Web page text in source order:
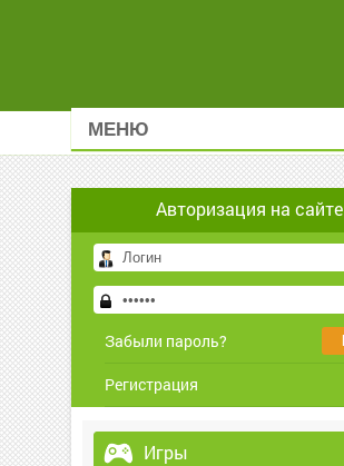
МЕНЮ
Авторизация на сайте
Забыли пароль?
Регистрация
Игры